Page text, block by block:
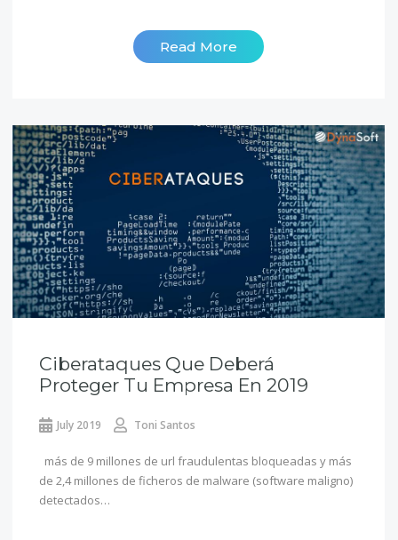
Read More
Ciberataques Que Deberá
Proteger Tu Empresa En 2019
July 2019 Toni Santos
más de 9 millones de url fraudulentas bloqueadas y más
de 2,4 millones de ficheros de malware (software maligno)
detectados…